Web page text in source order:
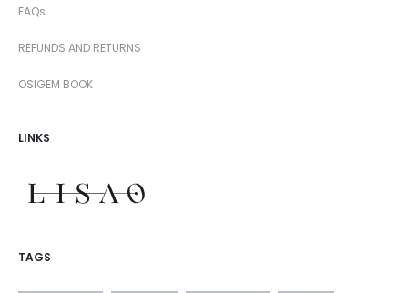
FAQs
REFUNDS AND RETURNS
OSIGEM BOOK
LINKS
TAGS